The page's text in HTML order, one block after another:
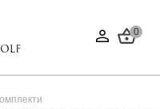
0